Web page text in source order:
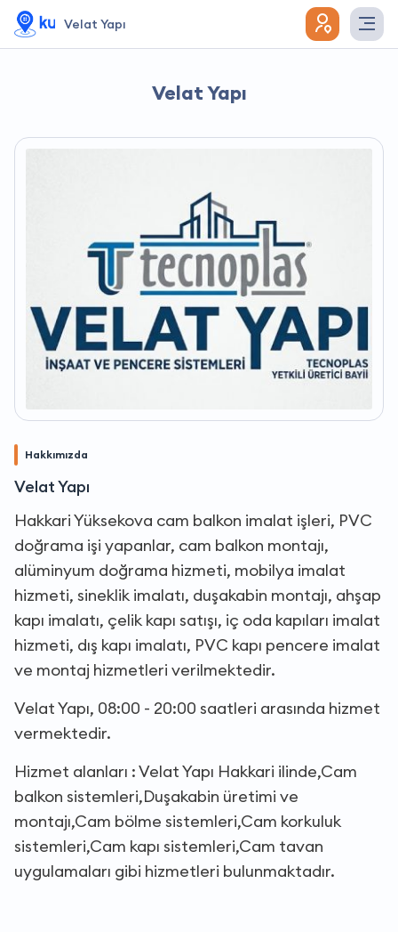
Velat Yapı
Velat Yapı
Hakkımızda
Velat Yapı
Hakkari Yüksekova cam balkon imalat işleri, PVC
doğrama işi yapanlar, cam balkon montajı,
alüminyum doğrama hizmeti, mobilya imalat
hizmeti, sineklik imalatı, duşakabin montajı, ahşap
kapı imalatı, çelik kapı satışı, iç oda kapıları imalat
hizmeti, dış kapı imalatı, PVC kapı pencere imalat
ve montaj hizmetleri verilmektedir.
Velat Yapı, 08:00 - 20:00 saatleri arasında hizmet
vermektedir.
Hizmet alanları : Velat Yapı Hakkari ilinde,Cam
balkon sistemleri,Duşakabin üretimi ve
montajı,Cam bölme sistemleri,Cam korkuluk
sistemleri,Cam kapı sistemleri,Cam tavan
uygulamaları gibi hizmetleri bulunmaktadır.